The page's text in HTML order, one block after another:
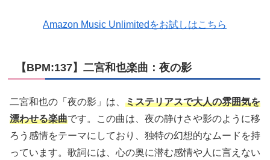
Amazon Music Unlimitedをお試しはこちら
【BPM:137】二宮和也楽曲：夜の影
二宮和也の「夜の影」は、 ミステリアスで大人の雰囲気を
漂わせる楽曲です。この曲は、夜の静けさや影のように移
ろう感情をテーマにしており、独特の幻想的なムードを持
っています。歌詞には、心の奥に潜む感情や人に言えない